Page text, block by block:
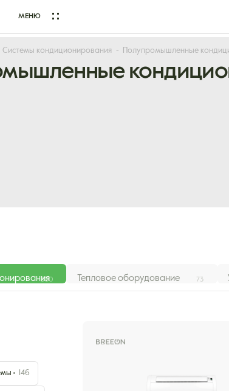
названию или артикулу
МЕНЮ
Системы кондиционирования Полупромышленные
300 Тепловое оборудование 73
146